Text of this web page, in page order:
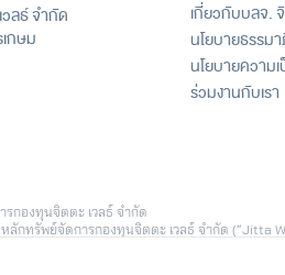
ลธ์ จำกัด
กษม
เกี่ยวกับบลจ.
นโยบายธรรม
นโยบายความ
ร่วมงานกับเรา
กองทุนจิตตะ เวลธ์ จำกัด
ลักทรัพย์จัดการกองทุนจิตตะ เวลธ์ จำกัด
คราะห์จาก บริษัท จิตตะ ดอท คอม จำกัด
ว็บไซต์นี้ อาจอ้างอิงจากข้อมูลในอดีตหรือสมมติ